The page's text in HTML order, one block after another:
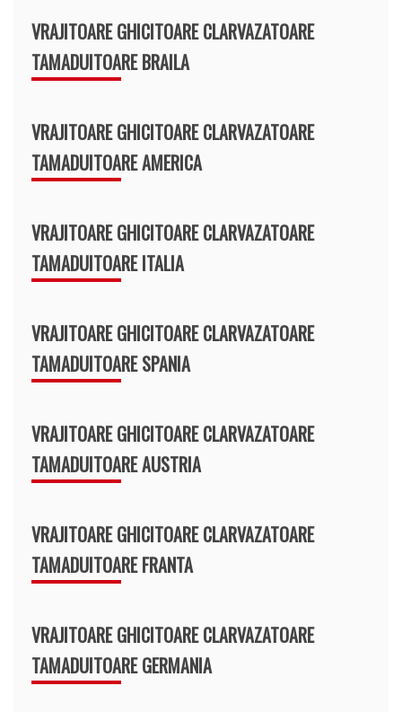
VRAJITOARE GHICITOARE CLARVAZATOARE
TAMADUITOARE BRAILA
VRAJITOARE GHICITOARE CLARVAZATOARE
TAMADUITOARE AMERICA
VRAJITOARE GHICITOARE CLARVAZATOARE
TAMADUITOARE ITALIA
VRAJITOARE GHICITOARE CLARVAZATOARE
TAMADUITOARE SPANIA
VRAJITOARE GHICITOARE CLARVAZATOARE
TAMADUITOARE AUSTRIA
VRAJITOARE GHICITOARE CLARVAZATOARE
TAMADUITOARE FRANTA
VRAJITOARE GHICITOARE CLARVAZATOARE
TAMADUITOARE GERMANIA